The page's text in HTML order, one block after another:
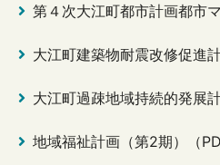
第４次大江町都市計画都市
大江町建築物耐震改修促進
大江町過疎地域持続的発展
地域福祉計画（第2期）（